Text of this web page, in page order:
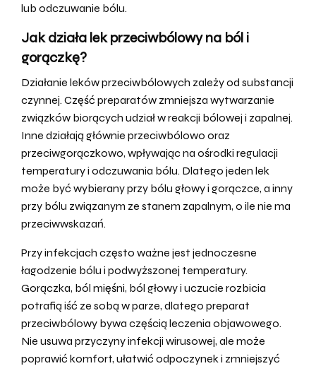
lub odczuwanie bólu.
Jak działa lek przeciwbólowy na ból i
gorączkę?
Działanie leków przeciwbólowych zależy od substancji
czynnej. Część preparatów zmniejsza wytwarzanie
związków biorących udział w reakcji bólowej i zapalnej.
Inne działają głównie przeciwbólowo oraz
przeciwgorączkowo, wpływając na ośrodki regulacji
temperatury i odczuwania bólu. Dlatego jeden lek
może być wybierany przy bólu głowy i gorączce, a inny
przy bólu związanym ze stanem zapalnym, o ile nie ma
przeciwwskazań.
Przy infekcjach często ważne jest jednoczesne
łagodzenie bólu i podwyższonej temperatury.
Gorączka, ból mięśni, ból głowy i uczucie rozbicia
potrafią iść ze sobą w parze, dlatego preparat
przeciwbólowy bywa częścią leczenia objawowego.
Nie usuwa przyczyny infekcji wirusowej, ale może
poprawić komfort, ułatwić odpoczynek i zmniejszyć